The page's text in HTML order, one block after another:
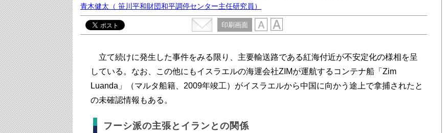
青木健太 （ 笹川平和財団和平調停センター主任研究員）
印刷画面
立て続けに発生した事件をみる限り、主要輸送路である紅海付近が不安定化の様相を呈
している。なお、この他にもイスラエルの海運会社ZIMが運航するコンテナ船「Zim
Luanda」（マルタ船籍、2009年竣工）がイスラエルから中国に向かう途上で拿捕されたと
の未確認情報もある。
フーシ派の主張とイランとの関係